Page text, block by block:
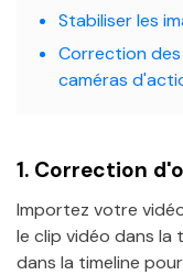
Stabiliser les
Correction
caméras
1. Correction
Importez votre
le clip vidéo dans la
dans la timeline